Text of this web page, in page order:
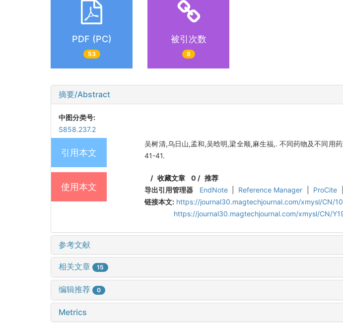
PDF (PC)
53
被引次数
8
摘要/Abstract
中图分类号:
S858.237.2
引用本文
吴树清,乌日山,孟和,吴晗明,梁全顺,麻生福,. 不同药物及不同用
41-41.
使用本文
/收藏文章 0 / 推荐
导出引用管理器
EndNote Reference Manager ProCite
链接本文: https://journal30.magtechjournal.com/xmysl/CN/
https://journal30.magtechjournal.com/xmysl/CN/
参考文献
相关文章 15
编辑推荐 0
Metrics